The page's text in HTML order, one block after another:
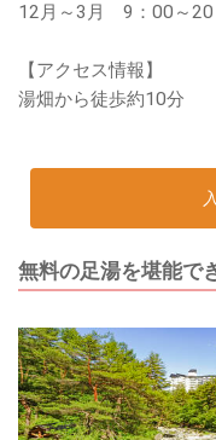
12月～3月 9：00～20
【アクセス情報】
湯畑から徒歩約10分
無料の足湯を堪能で